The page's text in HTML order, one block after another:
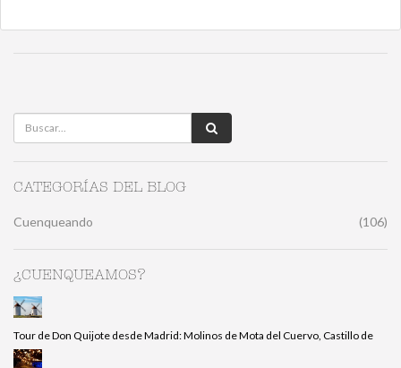
CATEGORÍAS DEL BLOG
Cuenqueando (106)
¿CUENQUEAMOS?
Tour de Don Quijote desde Madrid: Molinos de Mota del Cuervo, Castillo de